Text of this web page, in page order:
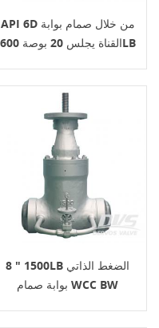
API 6D من خلال صمام بوابة
القناة يجلس 20 بوصة 600LB
8 " 1500LB الضغط الذاتي
بوابة صمام WCC BW